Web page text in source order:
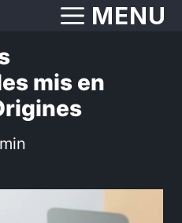
MENU
mis en